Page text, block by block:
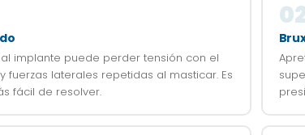
implante puede perder tensión con el
fuerzas laterales repetidas al masticar. Es
fácil de resolver.